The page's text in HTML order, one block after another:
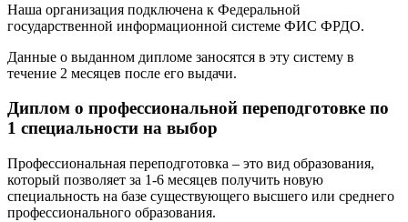
Наша организация подключена к Федеральной
государственной информационной системе ФИС ФРДО.
Данные о выданном дипломе заносятся в эту систему в
течение 2 месяцев после его выдачи.
Диплом о профессиональной переподготовке по
1 специальности на выбор
Профессиональная переподготовка – это вид образования,
который позволяет за 1-6 месяцев получить новую
специальность на базе существующего высшего или среднего
профессионального образования.